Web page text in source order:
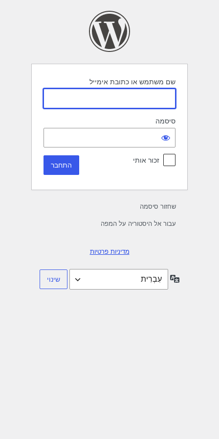
שם משתמש או כתובת אימייל
סיסמה
זכור אותי
שחזור סיסמה
עבור אל היסטוריה על המפה
מדיניות פרטיות
שפה